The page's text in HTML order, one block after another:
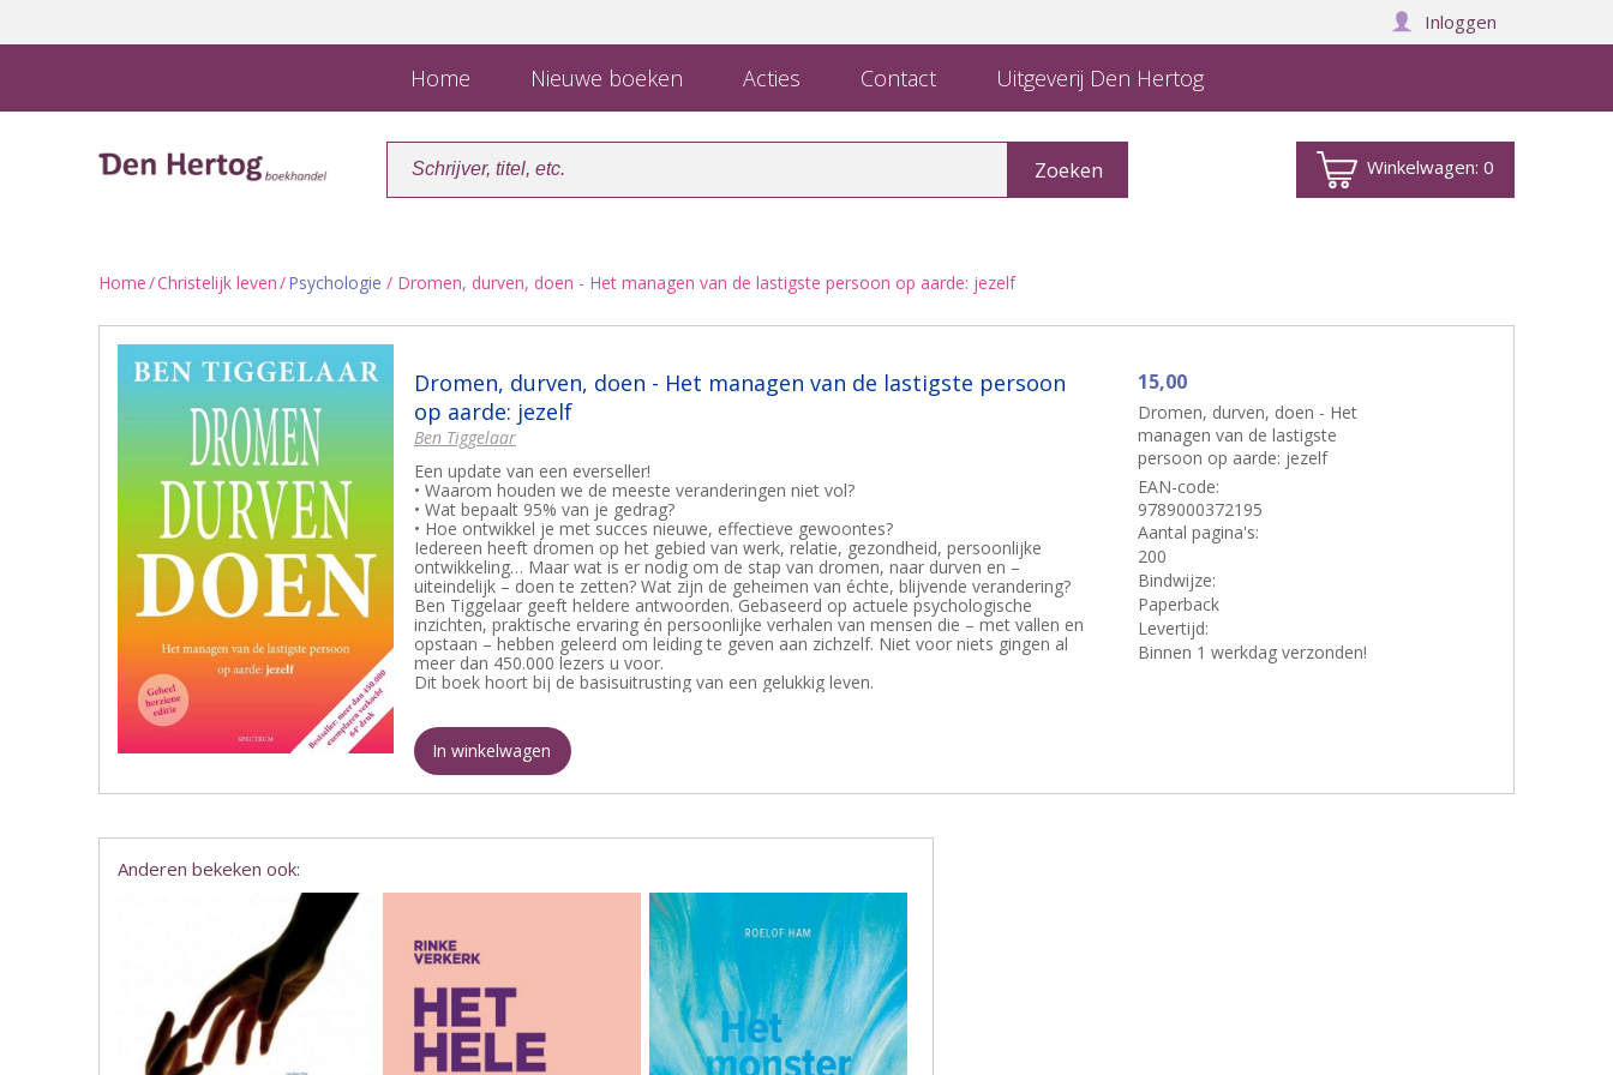
Inloggen
Home Nieuwe boeken Acties Contact Uitgeverij Den Hertog
Winkelwagen:0
Home/Christelijk leven/Psychologie / Dromen, durven, doen - Het managen van de lastigste persoon op aarde: jezelf
Dromen, durven, doen - Het managen van de lastigste persoon
op aarde: jezelf
Ben Tiggelaar
Een update van een everseller!
• Waarom houden we de meeste veranderingen niet vol?
• Wat bepaalt 95% van je gedrag?
• Hoe ontwikkel je met succes nieuwe, effectieve gewoontes?
Iedereen heeft dromen op het gebied van werk, relatie, gezondheid, persoonlijke
ontwikkeling… Maar wat is er nodig om de stap van dromen, naar durven en –
uiteindelijk – doen te zetten? Wat zijn de geheimen van échte, blijvende verandering?
Ben Tiggelaar geeft heldere antwoorden. Gebaseerd op actuele psychologische
inzichten, praktische ervaring én persoonlijke verhalen van mensen die – met vallen en
opstaan – hebben geleerd om leiding te geven aan zichzelf. Niet voor niets gingen al
meer dan 450.000 lezers u voor.
Dit boek hoort bij de basisuitrusting van een gelukkig leven.
15,00
Dromen, durven, doen - Het
managen van de lastigste
persoon op aarde: jezelf
EAN-code:
9789000372195
Aantal pagina's:
200
Bindwijze:
Paperback
Levertijd:
Binnen 1 werkdag verzonden!
In winkelwagen
Anderen bekeken ook: